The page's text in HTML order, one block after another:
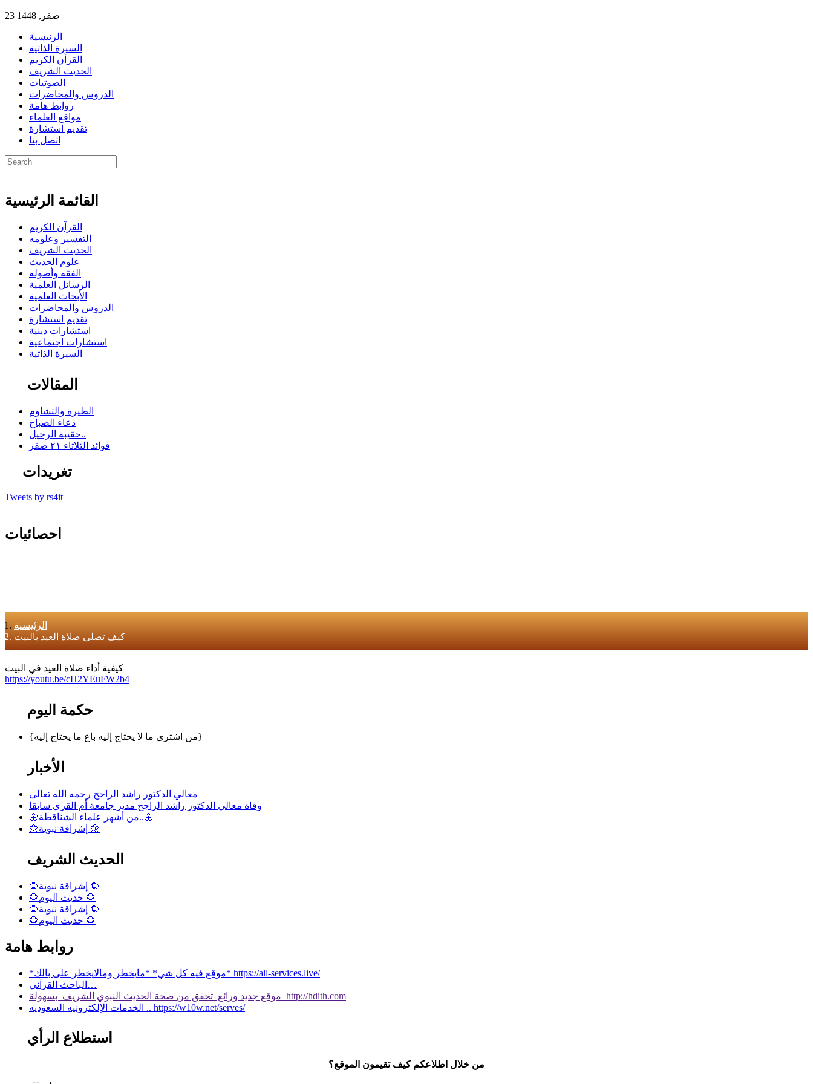
23 صفر, 1448
الرئيسية
السيرة الذاتية
القرآن الكريم
الحديث الشريف
الصوتيات
الدروس والمحاضرات
روابط هامة
مواقع العلماء
تقديم استشارة
اتصل بنا
القائمة الرئيسية
القرآن الكريم
التفسير وعلومه
الحديث الشريف
علوم الحديث
الفقه وأصوله
الرسائل العلمية
الأبحاث العلمية
الدروس والمحاضرات
تقديم استشارة
استشارات دينية
استشارات اجتماعية
السيرة الذاتية
المقالات
الطيرة والتشاوم
دعاء الصباح
حقيبة الرحيل..
فوائد الثلاثاء ٢١ صفر
تغريدات
Tweets by rs4it
احصائيات
الرئيسية
كيف تصلى صلاة العيد بالبيت
كيفية أداء صلاة العيد في البيت
https://youtu.be/cH2YEuFW2b4
حكمة اليوم
{من اشترى ما لا يحتاج إليه باع ما يحتاج إليه}
الأخبار
معالي الدكتور راشد الراجح رحمه الله تعالى
وفاة معالي الدكتور راشد الراجح مدير جامعة أم القرى سابقا
🌼من أشهر علماء الشناقطة..🌼
🌼إشراقة نبوية 🌼
الحديث الشريف
🌻إشراقة نبوية 🌻
🌻حديث اليوم 🌻
🌻إشراقة نبوية 🌻
🌻حديث اليوم 🌻
روابط هامة
*موقع فيه كل شي* *مايخطر ومالايخطر على بالك* https://all-services.live/
الباحث القرآني…
موقع جديد ورائع تحقق من صحة الحديث النبوي الشريف بسهولة http://hdith.com
الخدمات الإلكترونيه السعوديه .. https://w10w.net/serves/
استطلاع الرأي
من خلال اطلاعكم كيف تقيمون الموقع؟